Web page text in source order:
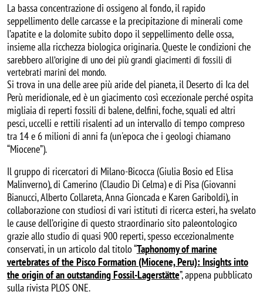
La bassa concentrazione di ossigeno al fondo, il rapido
seppellimento delle carcasse e la precipitazione di minerali come
l’apatite e la dolomite subito dopo il seppellimento delle ossa,
insieme alla ricchezza biologica originaria. Queste le condizioni che
sarebberoall’origine di uno dei più grandi giacimenti di fossili di
vertebrati marini del mondo.
Si trova in una delle aree più aride del pianeta, il Deserto di Ica del
Perù meridionale, ed è un giacimento così eccezionale perché ospita
migliaia di reperti fossili di balene, delfini, foche, squali ed altri
pesci, uccelli e rettili risalenti ad un intervallo di tempo compreso
tra 14 e 6 milioni di anni fa (un'epoca che i geologi chiamano
“Miocene”).
Il gruppo di ricercatori di Milano-Bicocca (Giulia Bosio ed Elisa
Malinverno), di Camerino (Claudio Di Celma) e di Pisa (Giovanni
Bianucci, Alberto Collareta, Anna Gioncada e Karen Gariboldi), in
collaborazione con studiosi di vari istituti di ricerca esteri, ha svelato
le cause dell’origine di questo straordinario sito paleontologico
grazie allo studio di quasi 900 reperti, spesso eccezionalmente
conservati, in un articolo dal titolo “Taphonomy of marine
vertebrates of the Pisco Formation (Miocene, Peru): Insights into
the origin of an outstanding Fossil-Lagerstätte”, appena pubblicato
sulla rivista PLOS ONE.